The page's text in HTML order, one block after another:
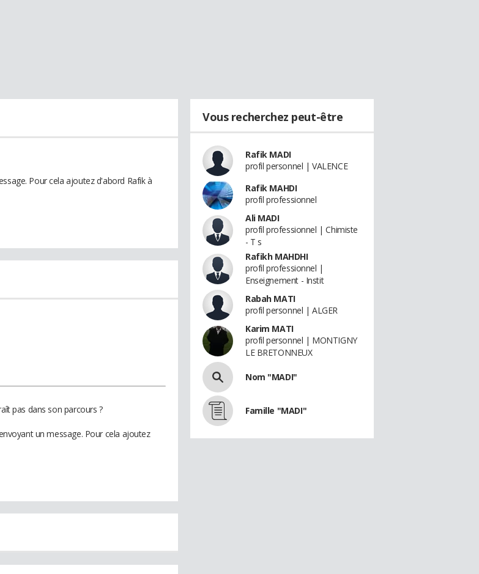
Pour cela ajoutez d'abord Rafik à
pas dans son parcours ?
un message. Pour cela ajoutez
Vous recherchez peut-être
Rafik MADI
profil personnel | VALENCE
Rafik MAHDI
profil professionnel
Ali MADI
profil professionnel | Chimiste
- T s
Rafikh MAHDHI
profil professionnel |
Enseignement - Instit
Rabah MATI
profil personnel | ALGER
Karim MATI
profil personnel | MONTIGNY
LE BRETONNEUX
Nom "MADI"
Famille "MADI"